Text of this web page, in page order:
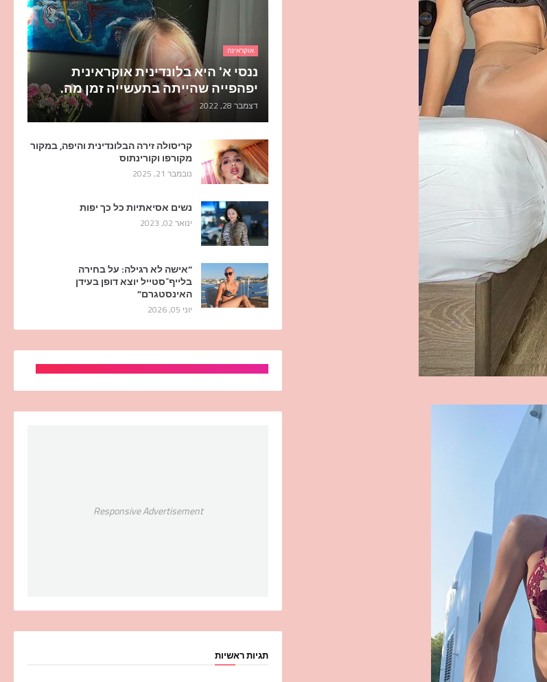
אוקראינה
ננסי א' היא בלונדינית אוקראינית
יפהפייה שהייתה בתעשייה זמן מה.
דצמבר 28, 2022
קריסולה זירה הבלונדינית והיפה, במקור
מקורפו וקורינתוס
נובמבר 21, 2025
נשים אסיאתיות כל כך יפות
ינואר 02, 2023
“אישה לא רגילה: על בחירה
בלייף־סטייל יוצא דופן בעידן
האינסטגרם”
יוני 05, 2026
Responsive Advertisement
תגיות ראשיות